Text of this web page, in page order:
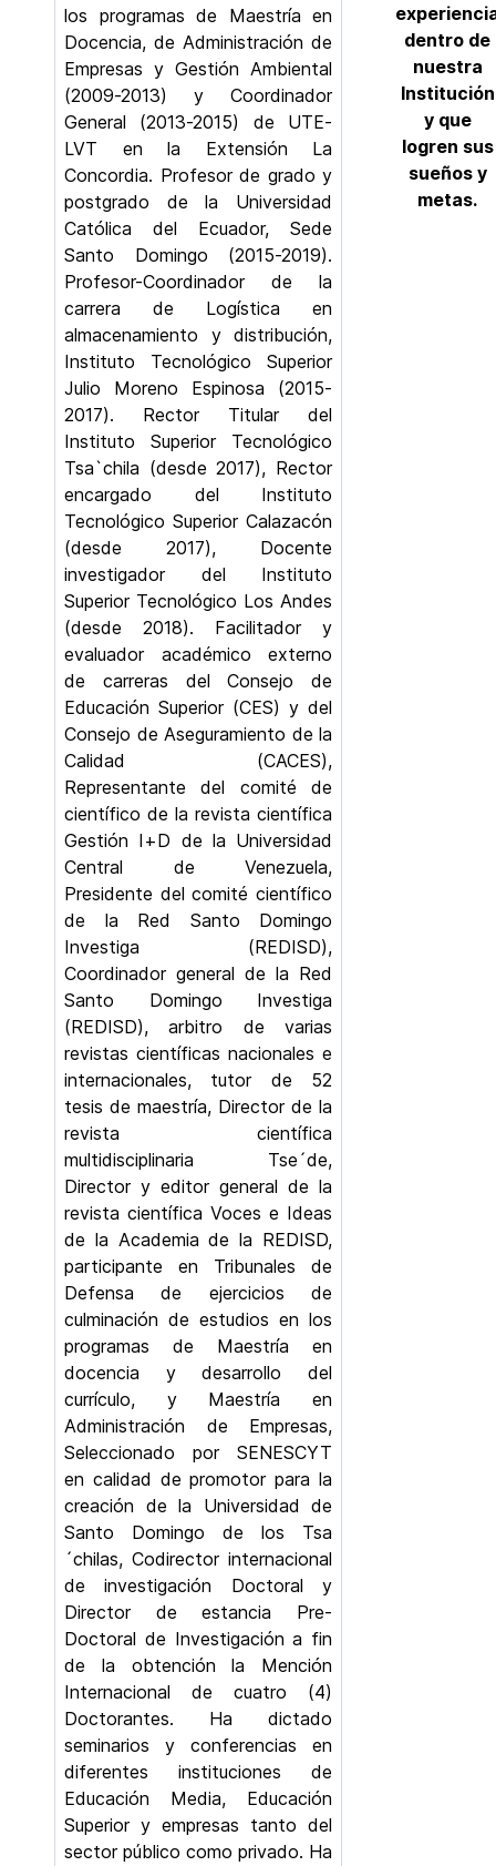
los programas de Maestría en
Docencia, de Administración de
Empresas y Gestión Ambiental
(2009-2013) y Coordinador
General (2013-2015) de UTE-
LVT en la Extensión La
Concordia. Profesor de grado y
postgrado de la Universidad
Católica del Ecuador, Sede
Santo Domingo (2015-2019).
Profesor-Coordinador de la
carrera de Logística en
almacenamiento y distribución,
Instituto Tecnológico Superior
Julio Moreno Espinosa (2015-
2017). Rector Titular del
Instituto Superior Tecnológico
Tsa`chila (desde 2017), Rector
encargado del Instituto
Tecnológico Superior Calazacón
(desde 2017), Docente
investigador del Instituto
Superior Tecnológico Los Andes
(desde 2018). Facilitador y
evaluador académico externo
de carreras del Consejo de
Educación Superior (CES) y del
Consejo de Aseguramiento de la
Calidad (CACES),
Representante del comité de
científico de la revista científica
Gestión I+D de la Universidad
Central de Venezuela,
Presidente del comité científico
de la Red Santo Domingo
Investiga (REDISD),
Coordinador general de la Red
Santo Domingo Investiga
(REDISD), arbitro de varias
revistas científicas nacionales e
internacionales, tutor de 52
tesis de maestría, Director de la
revista científica
multidisciplinaria Tse´de,
Director y editor general de la
revista científica Voces e Ideas
de la Academia de la REDISD,
participante en Tribunales de
Defensa de ejercicios de
culminación de estudios en los
programas de Maestría en
docencia y desarrollo del
currículo, y Maestría en
Administración de Empresas,
Seleccionado por SENESCYT
en calidad de promotor para la
creación de la Universidad de
Santo Domingo de los Tsa
´chilas, Codirector internacional
de investigación Doctoral y
Director de estancia Pre-
Doctoral de Investigación a fin
de la obtención la Mención
Internacional de cuatro (4)
Doctorantes. Ha dictado
seminarios y conferencias en
diferentes instituciones de
Educación Media, Educación
Superior y empresas tanto del
sector público como privado. Ha
dentro de
nuestra
Institución
y que
logren sus
sueños y
metas.